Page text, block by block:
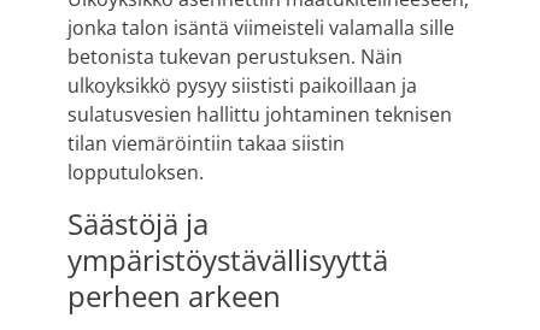
jonka talon isäntä viimeisteli valamalla sille
betonista tukevan perustuksen. Näin
ulkoyksikkö pysyy siististi paikoillaan ja
sulatusvesien hallittu johtaminen teknisen
tilan viemäröintiin takaa siistin
lopputuloksen.
Säästöjä ja
ympäristöystävällisyyttä
perheen arkeen